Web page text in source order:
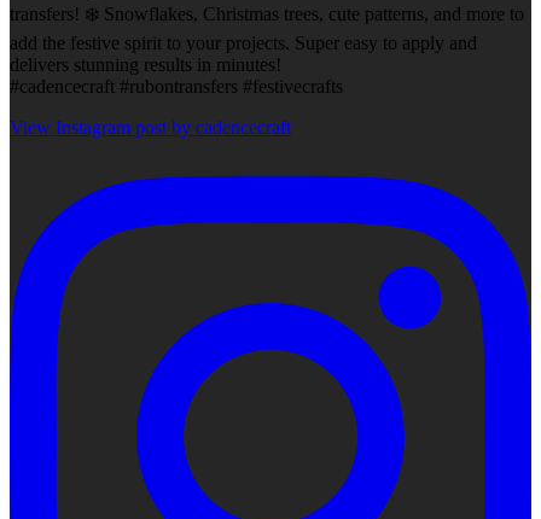
transfers! ❄️ Snowflakes, Christmas trees, cute patterns, and more to
add the festive spirit to your projects. Super easy to apply and
delivers stunning results in minutes!
#cadencecraft #rubontransfers #festivecrafts
View Instagram post by cadencecraft